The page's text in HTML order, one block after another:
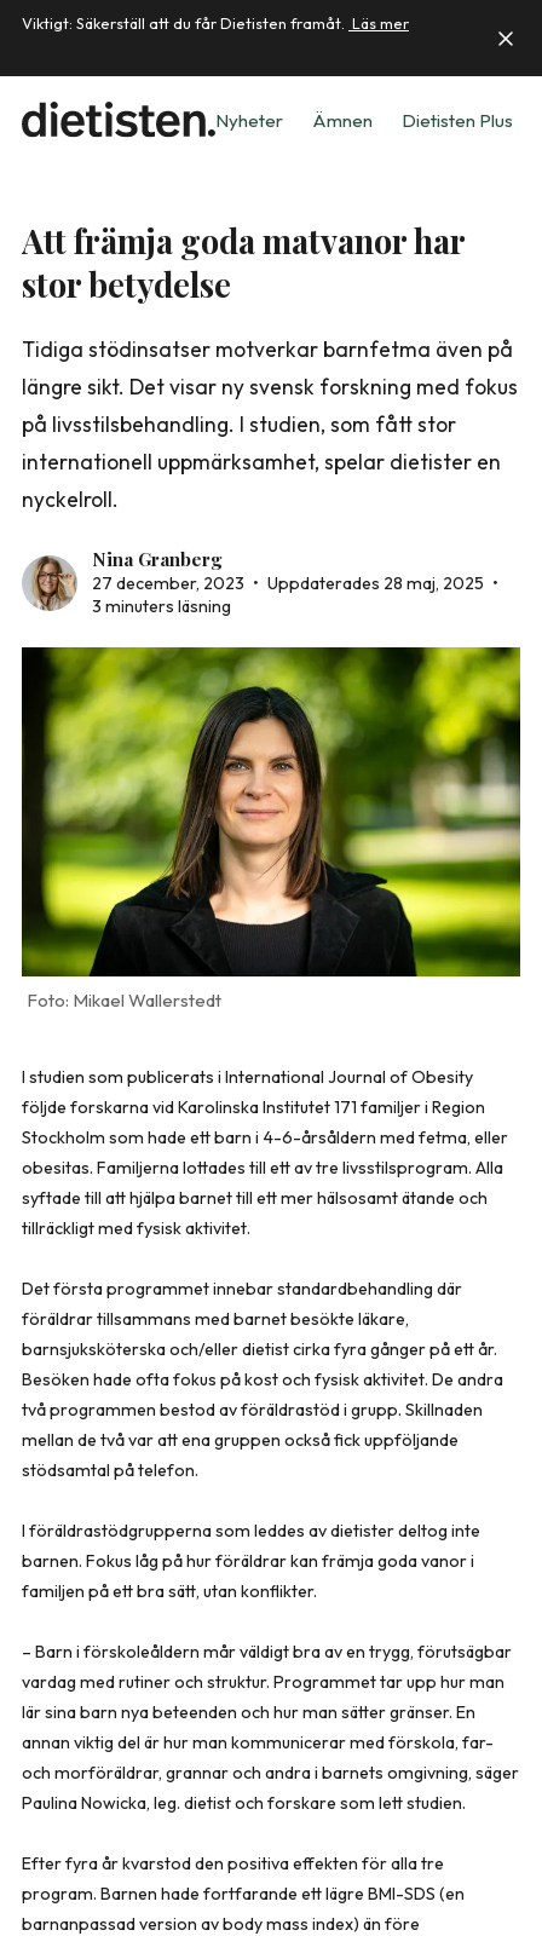
Viktigt: Säkerställ att du får Dietisten framåt. Läs mer
Nyheter Ämnen Dietisten Plus
Att främja goda matvanor har
stor betydelse
Tidiga stödinsatser motverkar barnfetma även på
längre sikt. Det visar ny svensk forskning med fokus
på livsstilsbehandling. I studien, som fått stor
internationell uppmärksamhet, spelar dietister en
nyckelroll.
Nina Granberg
27 december, 2023 • Uppdaterades 28 maj, 2025 •
3 minuters läsning
Mikael Wallerstedt
I studien som publicerats i International Journal of Obesity
följde forskarna vid Karolinska Institutet 171 familjer i Region
Stockholm som hade ett barn i 4-6-årsåldern med fetma, eller
obesitas. Familjerna lottades till ett av tre livsstilsprogram. Alla
syftade till att hjälpa barnet till ett mer hälsosamt ätande och
tillräckligt med fysisk aktivitet.
Det första programmet innebar standardbehandling där
föräldrar tillsammans med barnet besökte läkare,
barnsjuksköterska och/eller dietist cirka fyra gånger på ett år.
Besöken hade ofta fokus på kost och fysisk aktivitet. De andra
två programmen bestod av föräldra­stöd i grupp. Skillnaden
mellan de två var att ena gruppen också fick uppföljande
stödsamtal på telefon.
I föräldrastödgrupperna som leddes av dietister deltog inte
barn­en. Fokus låg på hur föräldrar kan främja goda vanor i
familjen på ett bra sätt, utan konflikter.
– Barn i förskoleåldern mår väldigt bra av en trygg, förutsägbar
vardag med rutiner och struktur. Programmet tar upp hur man
lär sina barn nya beteenden och hur man sätter gränser. En
annan viktig del är hur man kommunicerar med förskola, far-
och morföräldrar, grannar och andra i barnets omgivning, säger
Paulina Nowicka, leg. dietist och forskare som lett studien.
Efter fyra år kvarstod den positiva effekten för alla tre
program. Barnen hade fortfarande ett lägre BMI-SDS (en
barnanpassad version av body mass index) än före